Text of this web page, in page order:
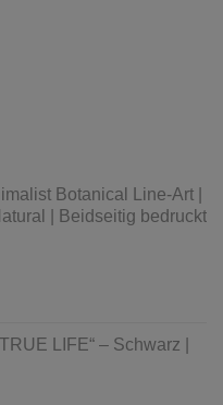
Botanical Line-Art |
| Beidseitig bedruckt
LIFE“ – Schwarz |